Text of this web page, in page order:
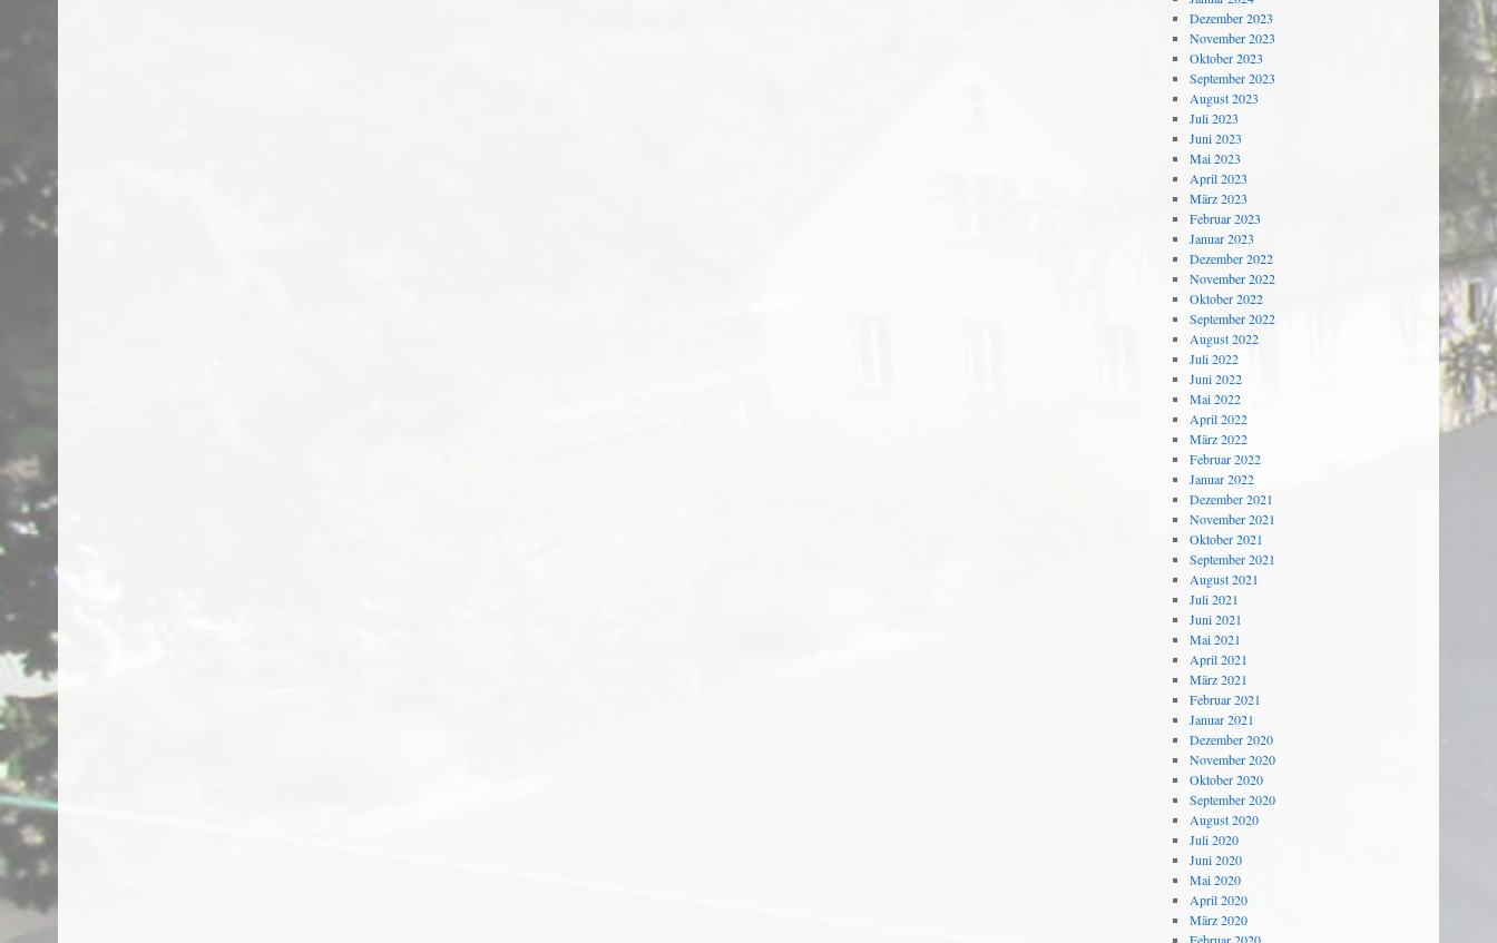
Dezember 2023
November 2023
Oktober 2023
September 2023
August 2023
Juli 2023
Juni 2023
Mai 2023
April 2023
März 2023
Februar 2023
Januar 2023
Dezember 2022
November 2022
Oktober 2022
September 2022
August 2022
Juli 2022
Juni 2022
Mai 2022
April 2022
März 2022
Februar 2022
Januar 2022
Dezember 2021
November 2021
Oktober 2021
September 2021
August 2021
Juli 2021
Juni 2021
Mai 2021
April 2021
März 2021
Februar 2021
Januar 2021
Dezember 2020
November 2020
Oktober 2020
September 2020
August 2020
Juli 2020
Juni 2020
Mai 2020
April 2020
März 2020